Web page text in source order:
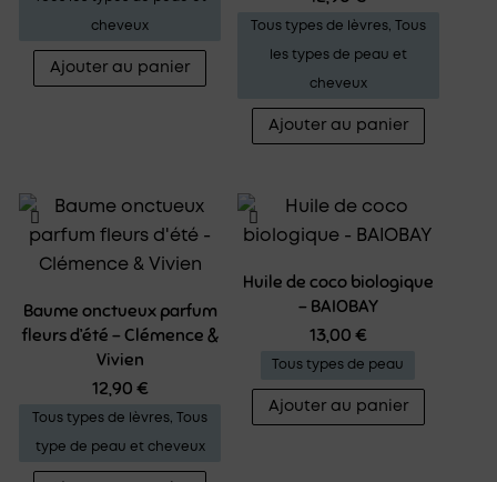
produit
cheveux
Ajouter au panier
Tous types de lèvres, Tous
les types de peau et
cheveux
Ajouter au panier
Baume onctueux parfum
fleurs d’été – Clémence &
Vivien
12,90 €
Tous types de lèvres Tous
type de peau et cheveux
Huile de coco biologique
– BAIOBAY
13,00 €
Tous types de peau
Ajouter au panier